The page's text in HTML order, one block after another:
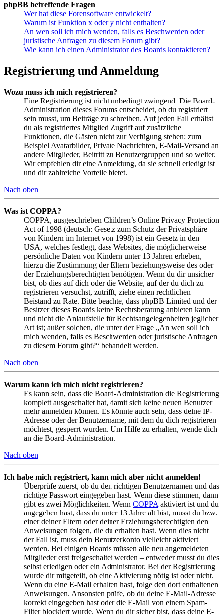
phpBB betreffende Fragen
Wer hat diese Forensoftware entwickelt?
Warum ist Funktion x oder y nicht enthalten?
An wen soll ich mich wenden, falls es Beschwerden oder
juristische Anfragen zu diesem Forum gibt?
Wie kann ich einen Administrator des Boards kontaktieren?
Registrierung und Anmeldung
Wozu muss ich mich registrieren?
Eine Registrierung ist nicht unbedingt zwingend. Die Board-
Administration dieses Forums entscheidet, ob du registriert
sein musst, um Beiträge zu schreiben. Auf jeden Fall erhältst
du als registriertes Mitglied Zugriff auf zusätzliche
Funktionen, die Gästen nicht zur Verfügung stehen: zum
Beispiel Avatarbilder, Private Nachrichten, E-Mail-Versand an
andere Mitglieder, Beitritt zu Benutzergruppen und so weiter.
Wir empfehlen dir eine Anmeldung, da sie schnell erledigt ist
und dir zahlreiche Vorteile bietet.
Nach oben
Was ist COPPA?
COPPA, ausgeschrieben Children’s Online Privacy Protection
Act of 1998 (deutsch: Gesetz zum Schutz der Privatsphäre
von Kindern im Internet von 1998) ist ein Gesetz in den
USA, welches festlegt, dass Websites, die möglicherweise
persönliche Daten von Kindern unter 13 Jahren erheben,
hierzu die Zustimmung der Eltern beziehungsweise des oder
der Erziehungsberechtigten benötigen. Wenn du dir unsicher
bist, ob dies auf dich oder die Website, auf der du dich zu
registrieren versuchst, zutrifft, ziehe einen rechtlichen
Beistand zu Rate. Bitte beachte, dass phpBB Limited und der
Besitzer dieses Boards keine Rechtsberatung anbieten kann
und nicht die Anlaufstelle für Rechtsangelegenheiten jeglicher
Art ist; außer solchen, die unter der Frage „An wen soll ich
mich wenden, falls es Beschwerden oder juristische Anfragen
zu diesem Forum gibt?“ behandelt werden.
Nach oben
Warum kann ich mich nicht registrieren?
Es kann sein, dass die Board-Administration die Registrierung
komplett ausgeschaltet hat, damit sich keine neuen Benutzer
mehr anmelden können. Es könnte auch sein, dass deine IP-
Adresse oder der Benutzername, mit dem du dich registrieren
möchtest, gesperrt wurden. Um Hilfe zu erhalten, wende dich
an die Board-Administration.
Nach oben
Ich habe mich registriert, kann mich aber nicht anmelden!
Überprüfe zuerst, ob du den richtigen Benutzernamen und das
richtige Passwort eingegeben hast. Wenn diese stimmen, dann
gibt es zwei Möglichkeiten. Wenn COPPA aktiviert ist und du
angegeben hast, dass du unter 13 Jahre alt bist, musst du bzw.
einer deiner Eltern oder deiner Erziehungsberechtigten den
Anweisungen folgen, die du erhalten hast. Wenn dies nicht
der Fall ist, muss dein Benutzerkonto vielleicht aktiviert
werden. Bei einigen Boards müssen alle neu angemeldeten
Mitglieder erst freigeschaltet werden – entweder musst du dies
selbst erledigen oder ein Administrator. Bei der Registrierung
wurde dir mitgeteilt, ob eine Aktivierung nötig ist oder nicht.
Wenn du eine E-Mail erhalten hast, folge den dort enthaltenen
Anweisungen. Ansonsten prüfe, ob du deine E-Mail-Adresse
korrekt eingegeben hast oder die E-Mail von einem Spam-
Filter blockiert wurde. Wenn du dir sicher bist, dass deine E-